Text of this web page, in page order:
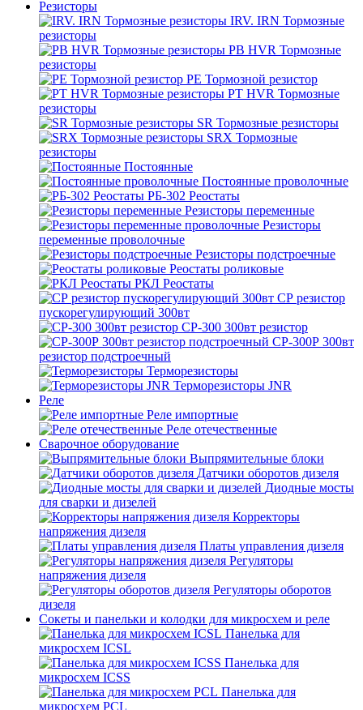
Резисторы
IRV. IRN Тормозные
резисторы
PB HVR Тормозные
резисторы
PE Тормозной резистор
PT HVR Тормозные
резисторы
SR Тормозные резисторы
SRX Тормозные
резисторы
Постоянные
Постоянные проволочные
РБ-302 Реостаты
Резисторы переменные
Резисторы
переменные проволочные
Резисторы подстроечные
Реостаты роликовые
РКЛ Реостаты
СР резистор
пускорегулирующий 300вт
СР-300 300вт резистор
СР-300Р 300вт
резистор подстроечный
Терморезисторы
Терморезисторы JNR
Реле
Реле импортные
Реле отечественные
Сварочное оборудование
Выпрямительные блоки
Датчики оборотов дизеля
Диодные мосты
для сварки и дизелей
Корректоры
напряжения дизеля
Платы управления дизеля
Регуляторы
напряжения дизеля
Регуляторы оборотов
дизеля
Сокеты и панельки и колодки для микросхем и реле
Панелька для
микросхем ICSL
Панелька для
микросхем ICSS
Панелька для
микросхем PCL